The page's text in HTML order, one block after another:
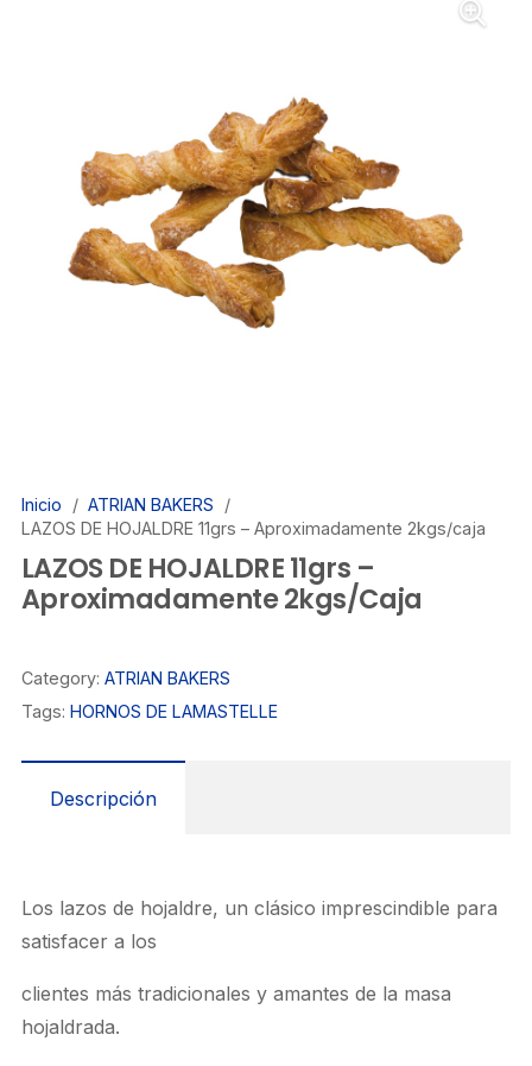
Inicio / ATRIAN BAKERS
/
LAZOS DE HOJALDRE 11grs – Aproximadamente 2kgs/caja
LAZOS DE HOJALDRE 11grs –
Aproximadamente 2kgs/caja
Category: ATRIAN BAKERS
Tags: HORNOS DE LAMASTELLE
Descripción
Los lazos de hojaldre, un clásico imprescindible para
satisfacer a los
clientes más tradicionales y amantes de la masa
hojaldrada.